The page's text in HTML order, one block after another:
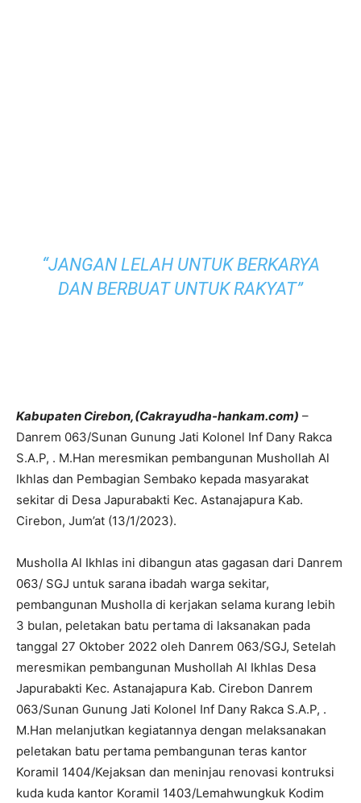
“JANGAN LELAH UNTUK BERKARYA
DAN BERBUAT UNTUK RAKYAT”
Kabupaten Cirebon,(Cakrayudha-hankam.com) –
Danrem 063/Sunan Gunung Jati Kolonel Inf Dany Rakca
S.A.P, . M.Han meresmikan pembangunan Mushollah Al
Ikhlas dan Pembagian Sembako kepada masyarakat
sekitar di Desa Japurabakti Kec. Astanajapura Kab.
Cirebon, Jum’at (13/1/2023).
Musholla Al Ikhlas ini dibangun atas gagasan dari Danrem
063/ SGJ untuk sarana ibadah warga sekitar,
pembangunan Musholla di kerjakan selama kurang lebih
3 bulan, peletakan batu pertama di laksanakan pada
tanggal 27 Oktober 2022 oleh Danrem 063/SGJ, Setelah
meresmikan pembangunan Mushollah Al Ikhlas Desa
Japurabakti Kec. Astanajapura Kab. Cirebon Danrem
063/Sunan Gunung Jati Kolonel Inf Dany Rakca S.A.P, .
M.Han melanjutkan kegiatannya dengan melaksanakan
peletakan batu pertama pembangunan teras kantor
Koramil 1404/Kejaksan dan meninjau renovasi kontruksi
kuda kuda kantor Koramil 1403/Lemahwungkuk Kodim